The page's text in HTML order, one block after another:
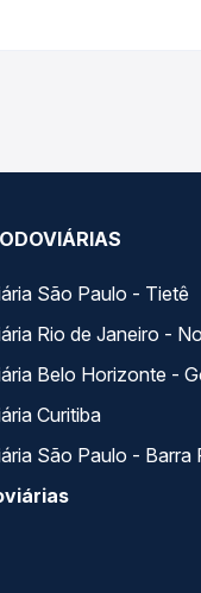
garante a melhor
São Paulo - Tietê
Rio de Janeiro -
Belo Horizonte -
Curitiba
São Paulo - Barra